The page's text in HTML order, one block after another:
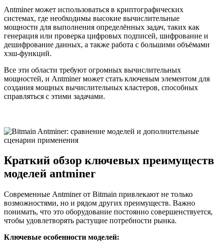
Antminer может использоваться в криптографических
системах, где необходимы высокие вычислительные
мощности для выполнения определённых задач, таких как
генерация или проверка цифровых подписей, шифрование и
дешифрование данных, а также работа с большими объёмами
хэш-функций.
Все эти области требуют огромных вычислительных
мощностей, и Antminer может стать ключевым элементом для
создания мощных вычислительных кластеров, способных
справляться с этими задачами.
Краткий обзор ключевых преимуществ
моделей antminer
Современные Antminer от Bitmain привлекают не только
возможностями, но и рядом других преимуществ. Важно
понимать, что это оборудование постоянно совершенствуется,
чтобы удовлетворять растущие потребности рынка.
Ключевые особенности моделей: